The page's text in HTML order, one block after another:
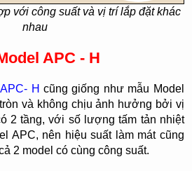
với công suất và vị trí lắp đặt khác
nhau
APC - H
H cũng giống như mẫu Model
và không chịu ảnh hưởng bởi vị
2 tầng, với số lượng tấm tản nhiệt
APC, nên hiệu suất làm mát cũng
2 model có cùng công suất.